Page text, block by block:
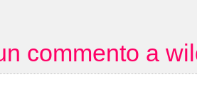
commento a